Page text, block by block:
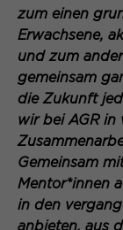
zum einen
Erwachsene,
und zum
gemeinsam
die Zukunft
wir bei AGR in
Gemeinsam
Mentor*innen
in den
anbieten, aus